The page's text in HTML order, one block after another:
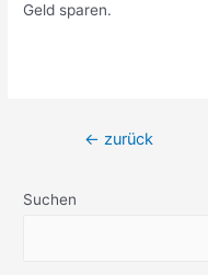
Geld sparen.
Beitragsnavigation
← zurück
Suchen